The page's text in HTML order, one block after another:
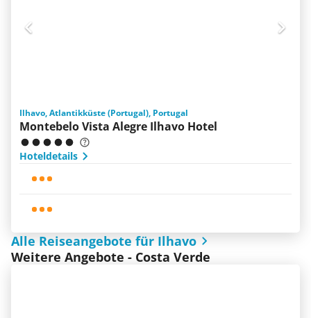
Ilhavo, Atlantikküste (Portugal), Portugal
Montebelo Vista Alegre Ilhavo Hotel
Hoteldetails
Alle Reiseangebote für Ilhavo
Weitere Angebote - Costa Verde